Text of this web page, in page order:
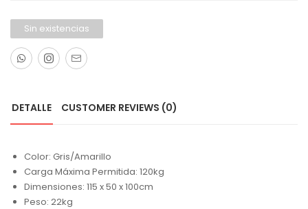
Sin existencias
DETALLE CUSTOMER REVIEWS (0)
Color: Gris/Amarillo
Carga Máxima Permitida: 120kg
Dimensiones: 115 x 50 x 100cm
Peso: 22kg